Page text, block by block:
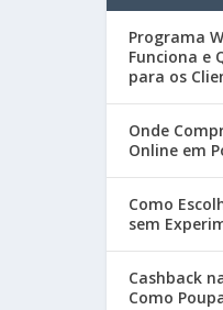
Programa
Funciona e
para os
Onde
Online em
Como
sem
Cashback
Como